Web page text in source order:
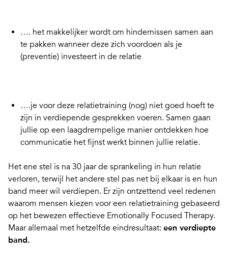
…. het makkelijker wordt om hindernissen samen aan
te pakken wanneer deze zich voordoen als je
(preventie) investeert in de relatie
….je voor deze relatietraining (nog) niet goed hoeft te
zijn in verdiepende gesprekken voeren. Samen gaan
jullie op een laagdrempelige manier ontdekken hoe
communicatie het fijnst werkt binnen jullie relatie.
Het ene stel is na 30 jaar de sprankeling in hun relatie
verloren, terwijl het andere stel pas net bij elkaar is en hun
band meer wil verdiepen. Er zijn ontzettend veel redenen
waarom mensen kiezen voor een relatietraining gebaseerd
op het bewezen effectieve Emotionally Focused Therapy.
Maar allemaal met hetzelfde eindresultaat: een verdiepte
band.